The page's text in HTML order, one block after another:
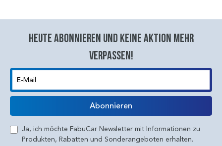
Heute abonnieren und keine aktion mehr
verpassen!
E-Mail
Abonnieren
Ja, ich möchte FabuCar Newsletter mit Informationen zu
Produkten, Rabatten und Sonderangeboten erhalten.